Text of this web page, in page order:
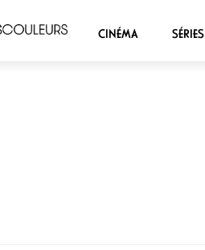
CINÉMA SÉRIES